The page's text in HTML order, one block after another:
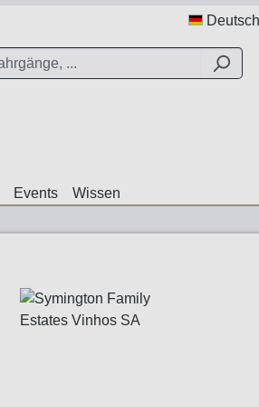
Deutsch
Events Wissen